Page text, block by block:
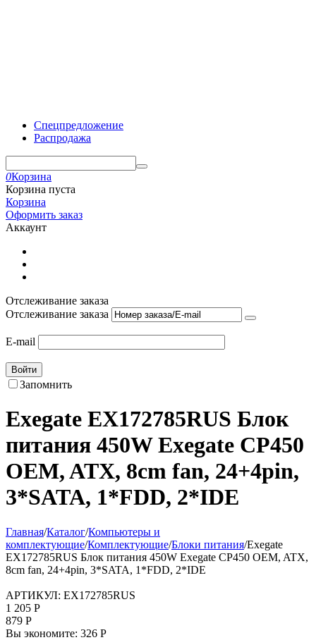
Спецпредложение
Распродажа
0Корзина
Корзина пуста
Корзина
Оформить заказ
Аккаунт
Отслеживание заказа
Отслеживание заказа
E-mail
Войти
Запомнить
Exegate EX172785RUS Блок
питания 450W Exegate CP450
OEM, ATX, 8cm fan, 24+4pin,
3*SATA, 1*FDD, 2*IDE
Главная/Каталог/Компьютеры и
комплектующие/Комплектующие/Блоки питания/Exegate
EX172785RUS Блок питания 450W Exegate CP450 OEM, ATX,
8cm fan, 24+4pin, 3*SATA, 1*FDD, 2*IDE
АРТИКУЛ: EX172785RUS
1 205 Р
879 Р
Вы экономите: 326 Р